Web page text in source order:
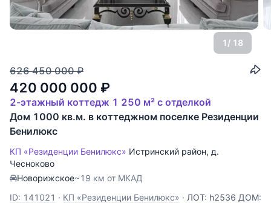
1/ 18
626 450 000 ₽
420 000 000 ₽
2-этажный коттедж 1 250 м² с отделкой
Дом 1000 кв.м. в коттеджном поселке Резиденции
Бенилюкс
КП «Резиденции Бенилюкс» Истринский район, д.
Чесноково
Новорижское~19 км от МКАД
ID: 141021 · КП «Резиденции Бенилюкс» · ЛОТ: h2536 ДОМ: